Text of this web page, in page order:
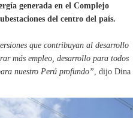
generada en el Complejo
del centro del país.
que contribuyan al desarrollo
más empleo, desarrollo para todos
nuestro Perú profundo” , dijo Dina